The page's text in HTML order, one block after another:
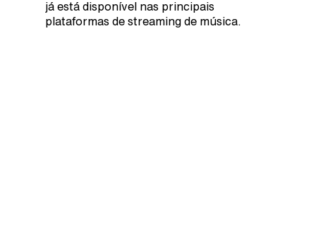
já está disponível nas principais
plataformas de streaming de música.